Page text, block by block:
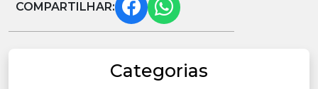
COMPARTILHAR:
Categorias